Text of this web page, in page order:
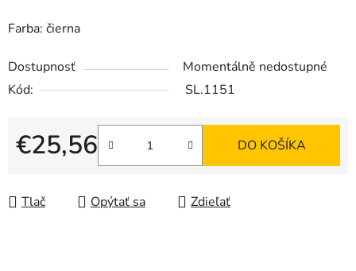
Farba: čierna
Dostupnosť
Momentálně nedostupné
Kód:
SL.1151
€25,56
Jednotková cena:
DO KOŠÍKA
Tlač Opýtať sa Zdieľať